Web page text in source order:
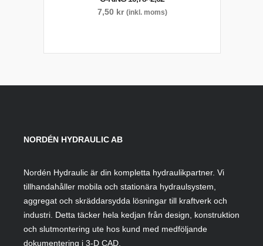
7,50 kr (inkl. moms)
NORDÉN HYDRAULIC AB
Nordén Hydraulic är din kompletta hydraulikpartner. Vi
tillhandahåller mobila och stationära hydraulsystem,
aggregat och skräddarsydda lösningar till kraftverk och
industri. Detta täcker hela kedjan från design, konstruktion
och slutmontering ute hos kund med medföljande
dokumentering i 3-D CAD.